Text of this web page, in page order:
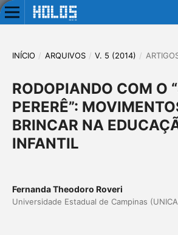
INÍCIO / ARQUIVOS / V. 5 (2014) /
RODOPIANDO COM O
PERERÊ”:
BRINCAR NA
INFANTIL
Fernanda Theodoro Roveri
Universidade Estadual de Campinas